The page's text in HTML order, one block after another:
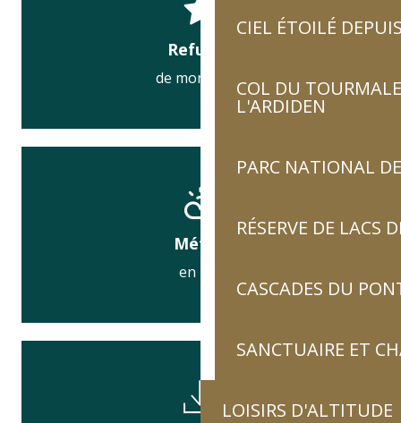
CIEL ÉTOILÉ
COL DU
L'ARDIDEN
PARC NATIONAL
RÉSERVE DE LACS
CASCADES DU
SANCTUAIRE ET
LOISIRS D'ALTITUDE
Refuges
de montagne
Météo
en live